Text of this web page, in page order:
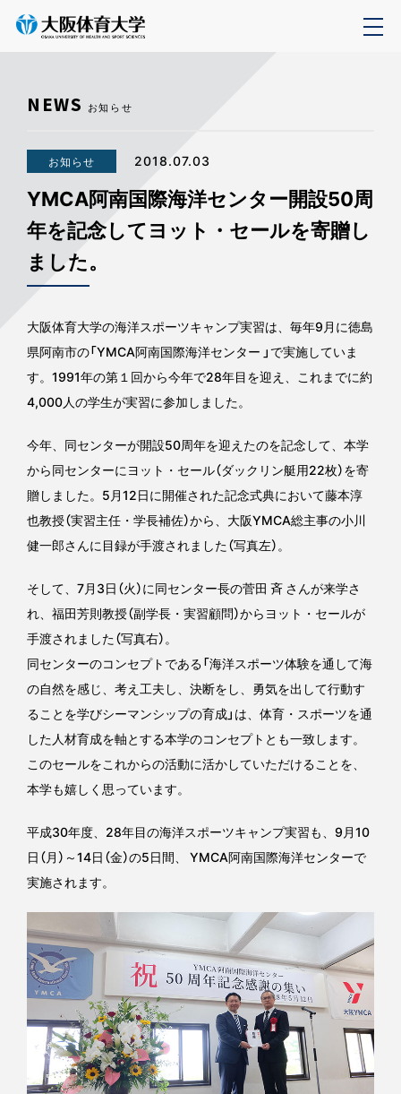
NEWS お知らせ
お知らせ 2018.07.03
YMCA阿南国際海洋センター開設50周
年を記念してヨット・セールを寄贈し
ました。
大阪体育大学の海洋スポーツキャンプ実習は、毎年9月に徳島
県阿南市の「YMCA阿南国際海洋センター 」で実施していま
す。1991年の第１回から今年で28年目を迎え、これまでに約
4,000人の学生が実習に参加しました。
今年、同センターが開設50周年を迎えたのを記念して、本学
から同センターにヨット・セール（ダックリン艇用22枚）を寄
贈しました。5月12日に開催された記念式典において藤本淳
也教授（実習主任・学長補佐）から、大阪YMCA総主事の小川
健一郎さんに目録が手渡されました（写真左）。
そして、7月3日（火）に同センター長の菅田 斉 さんが来学さ
れ、福田芳則教授（副学長・実習顧問）からヨット・セールが
手渡されました（写真右）。
同センターのコンセプトである「海洋スポーツ体験を通して海
の自然を感じ、考え工夫し、決断をし、勇気を出して行動す
ることを学びシーマンシップの育成」は、体育・スポーツを通
した人材育成を軸とする本学のコンセプトとも一致します。
このセールをこれからの活動に活かしていただけることを、
本学も嬉しく思っています。
平成30年度、28年目の海洋スポーツキャンプ実習も、9月10
日（月）～14日（金）の5日間、 YMCA阿南国際海洋センターで
実施されます。